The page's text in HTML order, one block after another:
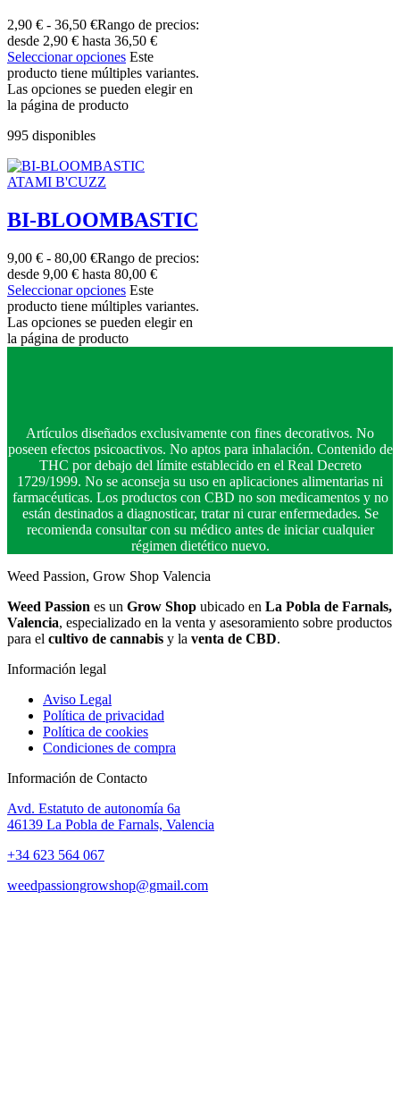
2,90 € - 36,50 €Rango de precios:
desde 2,90 € hasta 36,50 €
Seleccionar opciones Este
producto tiene múltiples variantes.
Las opciones se pueden elegir en
la página de producto
995 disponibles
ATAMI B'CUZZ
BI-BLOOMBASTIC
9,00 € - 80,00 €Rango de precios:
desde 9,00 € hasta 80,00 €
Seleccionar opciones Este
producto tiene múltiples variantes.
Las opciones se pueden elegir en
la página de producto
Artículos diseñados exclusivamente con fines decorativos. No
poseen efectos psicoactivos. No aptos para inhalación. Contenido de
THC por debajo del límite establecido en el Real Decreto
1729/1999. No se aconseja su uso en aplicaciones alimentarias ni
farmacéuticas. Los productos con CBD no son medicamentos y no
están destinados a diagnosticar, tratar ni curar enfermedades. Se
recomienda consultar con su médico antes de iniciar cualquier
régimen dietético nuevo.
Weed Passion, Grow Shop Valencia
Weed Passion es un Grow Shop ubicado en La Pobla de Farnals,
Valencia, especializado en la venta y asesoramiento sobre productos
para el cultivo de cannabis y la venta de CBD.
Información legal
Aviso Legal
Política de privacidad
Política de cookies
Condiciones de compra
Información de Contacto
Avd. Estatuto de autonomía 6a
46139 La Pobla de Farnals, Valencia
+34 623 564 067
weedpassiongrowshop@gmail.com